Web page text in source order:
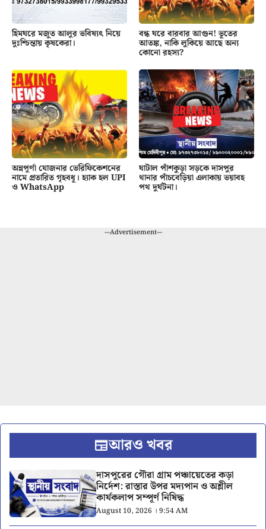
হিমঘরে মজুত আলুর ভবিষ্যৎ নিয়ে
দুঃশ্চিন্তায় কৃষকেরা।
বন্ধ ঘরে বারবার আগুন! ভূতের
আতঙ্ক, নাকি লুকিয়ে আছে অন্য
কোনো রহস্য?
অন্নপূর্ণা যোজনার ভেরিফিকেশনের
নামে প্রতারিত গৃহবধূ। হ্যাক হল UPI
ও WhatsApp
ঘাটাল পাঁশকুড়া সড়কে দাসপুর
থানার পাঁচবেড়িয়া এলাকায় ভয়াবহ
পথ দুর্ঘটনা।
---Advertisement---
আরও খবর
দাসপুরের গৌরা গ্রাম পঞ্চায়েতের কড়া
নির্দেশ: রাস্তার উপর মদ্যপান ও অশ্লীল
কার্যকলাপ সম্পূর্ণ নিষিদ্ধ
August 10, 2026 । 9:54 AM